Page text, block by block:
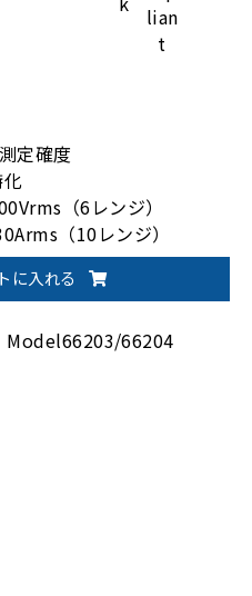
定確度
（6レンジ）
（10レンジ）
規格対応
に対応
に入れる